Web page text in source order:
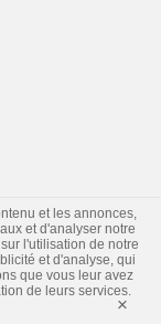
et les annonces,
et d'analyser notre
l'utilisation de notre
et d'analyse, qui
que vous leur avez
de leurs services.
×